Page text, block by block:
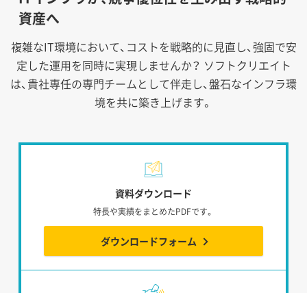
資産へ
複雑なIT環境において、コストを戦略的に見直し、強固で安
定した運用を同時に実現しませんか？ ソフトクリエイト
は、貴社専任の専門チームとして伴走し、盤石なインフラ環
境を共に築き上げます。
資料ダウンロード
特長や実績をまとめたPDFです。
ダウンロードフォーム